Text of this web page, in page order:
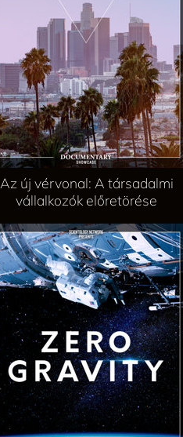
Az új vérvonal: A társadalmi
vállalkozók előretörése